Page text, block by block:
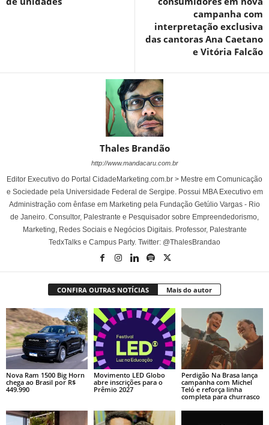
campanha com
interpretação exclusiva
das cantoras Ana Caetano
e Vitória Falcão
Thales Brandão
http://www.mandacaru.com.br
Editor Executivo do Portal CidadeMarketing.com.br > Mestre em Comunicação
e Sociedade pela Universidade Federal de Sergipe. Possui MBA Executivo em
Administração com ênfase em Marketing pela Fundação Getúlio Vargas - Rio
de Janeiro. Consultor, Palestrante e Pesquisador sobre Empreendedorismo,
Marketing, Redes Sociais e Negócios Digitais. Professor, Palestrante
TedxTalks e Campus Party. Twitter: @ThalesBrandao
CONFIRA OUTRAS NOTÍCIAS Mais do autor
Nova Ram 1500 Big Horn
chega ao Brasil por R$
449.990
Movimento LED Globo
abre inscrições para o
Prêmio 2027
Perdigão Na Brasa lança
campanha com Michel
Teló e reforça linha
completa para churrasco